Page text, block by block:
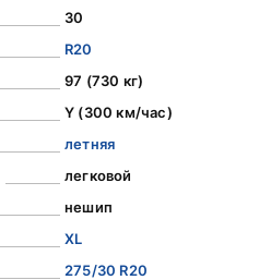
30
R20
97 (730 кг)
Y (300 км/час)
летняя
легковой
нешип
XL
275/30 R20